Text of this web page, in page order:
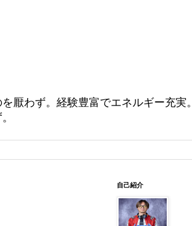
厭わず。経験豊富でエネルギー充実。
自己紹介